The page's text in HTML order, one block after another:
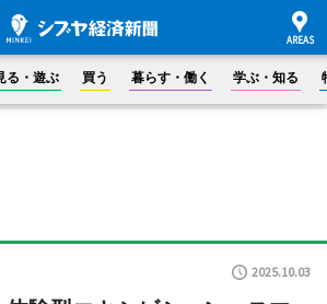
る・遊ぶ 買う 暮らす・働く 学ぶ・知る
2025.10.03